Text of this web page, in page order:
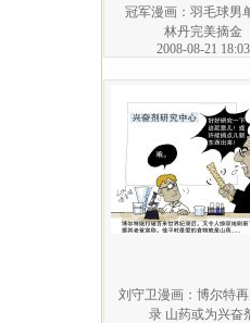
冠军漫画：羽毛球男
林丹完美摘金
2008-08-21 18:03
刘守卫漫画：博尔特
录 山药或为兴奋